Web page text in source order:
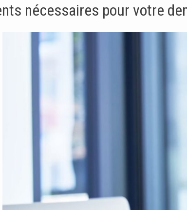
nécessaires pour votre